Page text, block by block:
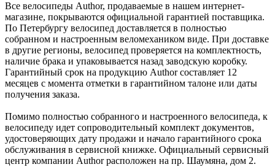
Все велосипеды Author, продаваемые в нашем интернет-
магазине, покрываются официальной гарантией поставщика.
По Петербургу велосипед доставляется в полностью
собранном и настроенным веломехаником виде. При доставке
в другие регионы, велосипед проверяется на комплектность,
наличие брака и упаковывается назад заводскую коробку.
Гарантийный срок на продукцию Author составляет 12
месяцев с момента отметки в гарантийном талоне или даты
получения заказа.
Помимо полностью собранного и настроенного велосипеда, к
велосипеду идет сопроводительный комплект документов,
удостоверяющих дату продажи и начало гарантийного срока
обслуживания в сервисной книжке. Официальный сервисный
центр компании Author расположен на пр. Шаумяна, дом 2.